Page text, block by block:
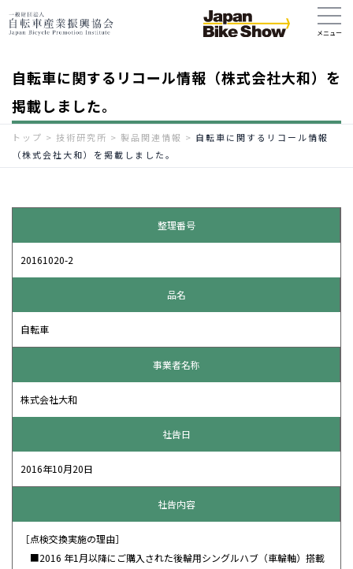
自転車に関するリコール情報（株式会社大和）を
掲載しました。
トップ > 技術研究所 > 製品関連情報 > 自転車に関するリコール情報
（株式会社大和）を掲載しました。
整理番号
20161020-2
品名
自転車
事業者名称
株式会社大和
社告日
2016年10月20日
社告内容
［点検交換実施の理由］
■2016 年1月以降にご購入された後輪用シングルハブ（車輪軸）搭載